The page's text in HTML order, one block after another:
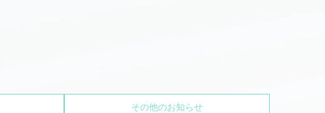
その他のお知らせ